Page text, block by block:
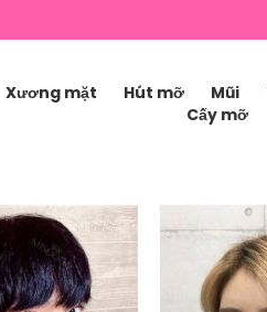
Xương mặt Hút mỡ Mũi
Cấy mỡ